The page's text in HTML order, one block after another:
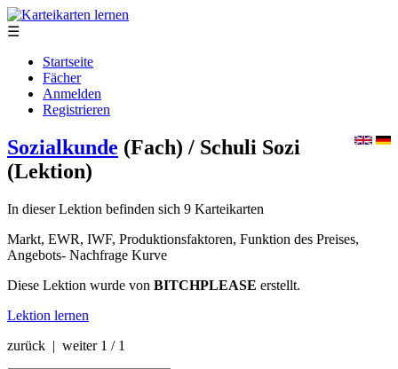
☰
Startseite
Fächer
Anmelden
Registrieren
Sozialkunde (Fach) / Schuli Sozi
(Lektion)
In dieser Lektion befinden sich 9 Karteikarten
Markt, EWR, IWF, Produktionsfaktoren, Funktion des Preises,
Angebots- Nachfrage Kurve
Diese Lektion wurde von BITCHPLEASE erstellt.
Lektion lernen
zurück | weiter 1 / 1